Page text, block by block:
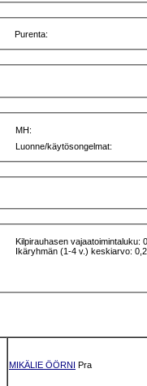
Purenta:
MH:
Luonne/käytösongelmat:
Kilpirauhasen vajaatoimintaluku:
Ikäryhmän (1-4 v.) keskiarvo:
MIKÄLIE ÖÖRNI Pra